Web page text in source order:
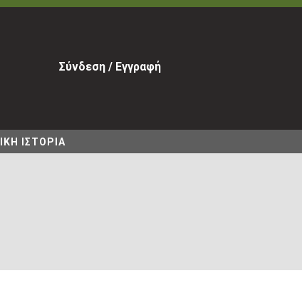
Σύνδεση / Εγγραφή
ΙΣΤΟΡΙΑ